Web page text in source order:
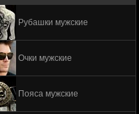
Рубашки мужские
Очки мужские
Пояса мужские